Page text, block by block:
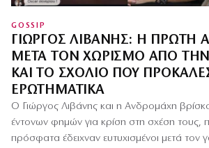
GOSSIP
ΓΙΏΡΓΟΣ ΛΙΒΆΝΗΣ: Η ΠΡΏΤΗ
ΜΕΤΆ ΤΟΝ ΧΩΡΙΣΜΌ ΑΠΌ
ΚΑΙ ΤΟ ΣΧΌΛΙΟ ΠΟΥ
ΕΡΩΤΗΜΑΤΙΚΆ
Ο Γιώργος Λιβάνης και η Ανδρομάχη
έντονων φημών για κρίση στη σχέση τους,
πρόσφατα έδειχναν ευτυχισμένοι μετά τον